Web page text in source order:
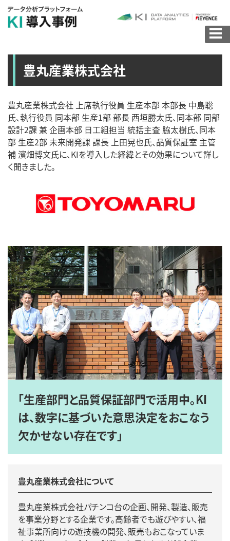
豊丸産業株式会社
豊丸産業株式会社 上席執行役員 生産本部 本部長 中島聡
氏、執行役員 同本部 生産1部 部長 西垣勝太氏、同本部 同部
設計2課 兼 企画本部 日工組担当 統括主査 脇太樹氏、同本
部 生産2部 未来開発課 課長 上田晃也氏、品質保証室 主管
補 濱畑博文氏に、KIを導入した経緯とその効果について詳し
く聞きました。
「生産部門と品質保証部門で活用中。KI
は、数字に基づいた意思決定をおこなう
欠かせない存在です」
豊丸産業株式会社について
豊丸産業株式会社パチンコ台の企画、開発、製造、販売
を事業分野とする企業です。高齢者でも遊びやすい、福
祉事業所向けの遊技機の開発、販売もおこなっていま